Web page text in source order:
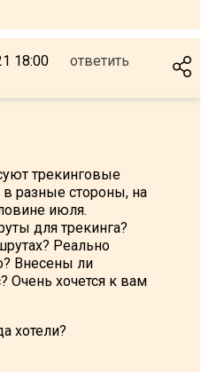
18:00 ответить
трекинговые
разные стороны, на
июля.
для трекинга?
Реально
Внесены ли
Очень хочется к вам
хотели?